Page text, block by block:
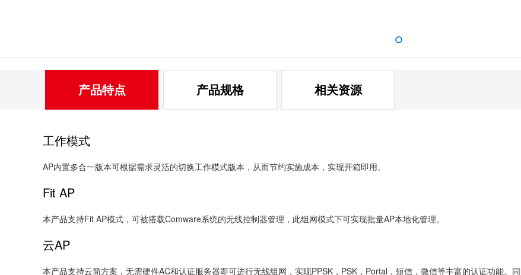
产品特点 产品规格 相关资源
工作模式
AP内置多合一版本可根据需求灵活的切换工作模式版本，从而节约实施成本，实现开箱即用。
Fit AP
本产品支持Fit AP模式，可被搭载Comware系统的无线控制器管理，此组网模式下可实现批量AP本地化管理。
云AP
本产品支持云简方案，无需硬件AC和认证服务器即可进行无线组网，实现PPSK，PSK，Portal，短信，微信等丰富的认证功能。